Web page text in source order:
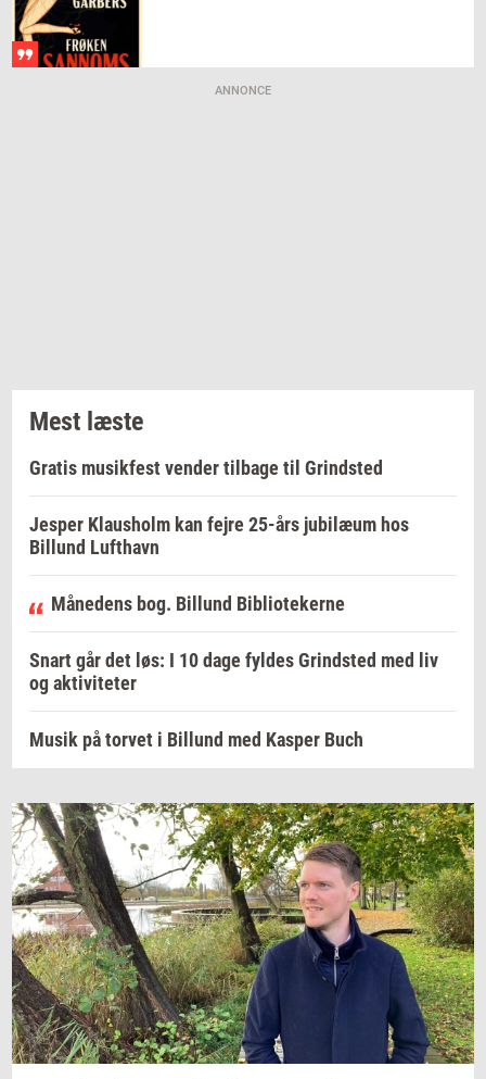
ANNONCE
Mest læste
Gratis musikfest vender tilbage til Grindsted
Jesper Klausholm kan fejre 25-års jubilæum hos
Billund Lufthavn
Månedens bog. Billund Bibliotekerne
Snart går det løs: I 10 dage fyldes Grindsted med liv
og aktiviteter
Musik på torvet i Billund med Kasper Buch